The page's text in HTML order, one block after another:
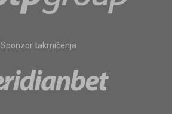
Sponzor takmičenja